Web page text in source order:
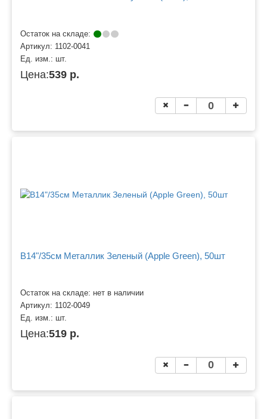
Остаток на складе:
Артикул: 1102-0041
Ед. изм.: шт.
Цена:539 р.
B14"/35см Металлик Зеленый (Apple Green), 50шт
Остаток на складе: нет в наличии
Артикул: 1102-0049
Ед. изм.: шт.
Цена:519 р.